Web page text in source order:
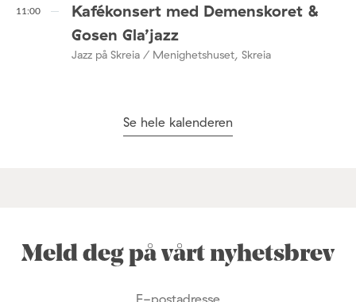
11:00
Kafékonsert med Demenskoret &
Gosen Gla’jazz
Jazz på Skreia / Menighetshuset, Skreia
Se hele kalenderen
Meld deg på vårt nyhetsbrev